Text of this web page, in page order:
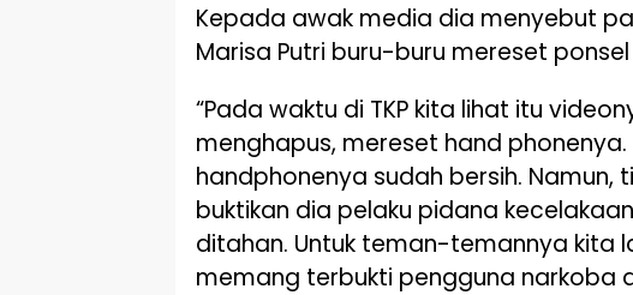
Kepada awak media dia menyebut
Marisa Putri buru-buru mereset ponsel
“Pada waktu di TKP kita lihat itu
menghapus, mereset hand
handphonenya sudah bersih. Namun,
buktikan dia pelaku pidana
ditahan. Untuk teman-temannya kita
memang terbukti pengguna narkoba